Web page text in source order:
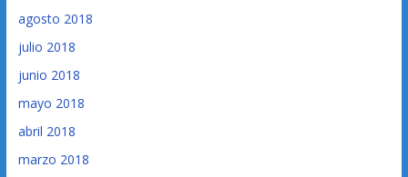
agosto 2018
julio 2018
junio 2018
mayo 2018
abril 2018
marzo 2018